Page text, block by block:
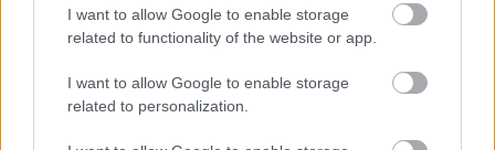
I want to allow Google to enable storage
related to functionality of the website or app.
I want to allow Google to enable storage
related to personalization.
„AZ EMBERT EMBERRÉ TETTE…” – VASÁRNAP
ZÁRT A DOMBOS FEST